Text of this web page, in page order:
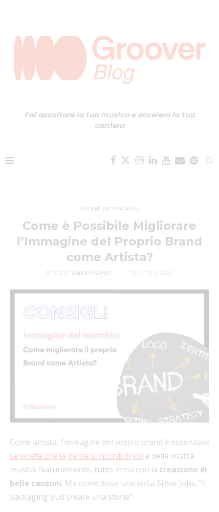
Fai ascoltare la tua musica e accelera la tua
carriera
Consigli per i musicisti
Come è Possibile Migliorare
l’Immagine del Proprio Brand
come Artista?
écrit par Simon Haven 1 Dicembre 2023
Come artista, l’immagine del vostro brand è essenziale
se volete che la gente si ricordi di voi e della vostra
musica. Naturalmente, tutto inizia con la creazione di
belle canzoni. Ma come disse una volta Steve Jobs, “il
packaging può creare una storia”.